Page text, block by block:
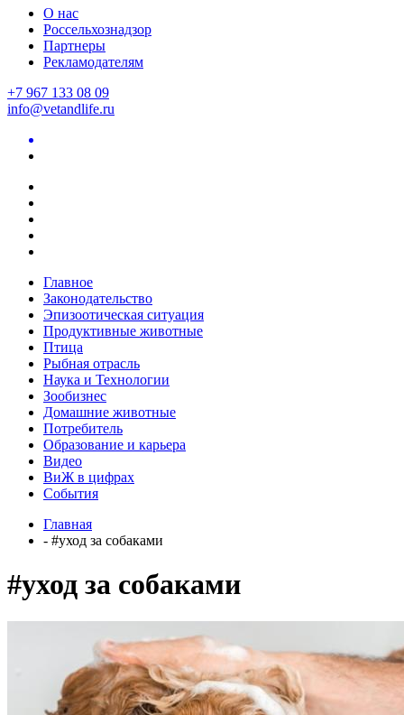
О нас
Россельхознадзор
Партнеры
Рекламодателям
+7 967 133 08 09
info@vetandlife.ru
Главное
Законодательство
Эпизоотическая ситуация
Продуктивные животные
Птица
Рыбная отрасль
Наука и Технологии
Зообизнес
Домашние животные
Потребитель
Образование и карьера
Видео
ВиЖ в цифрах
События
Главная
- #уход за собаками
#уход за собаками